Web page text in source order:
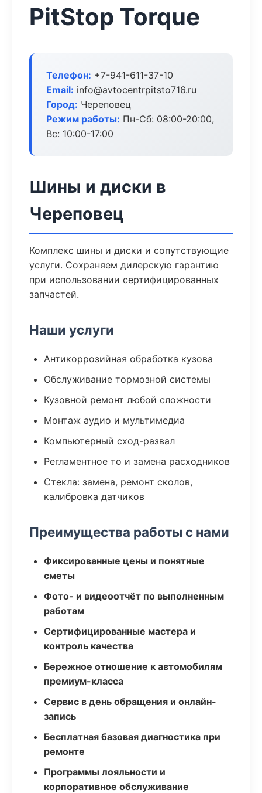
PitStop Torque
Телефон: +7-941-611-37-10
Email: info@avtocentrpitsto716.ru
Город: Череповец
Режим работы: Пн-Сб: 08:00-20:00,
Вс: 10:00-17:00
Шины и диски в
Череповец
Комплекс шины и диски и сопутствующие
услуги. Сохраняем дилерскую гарантию
при использовании сертифицированных
запчастей.
Наши услуги
Антикоррозийная обработка кузова
Обслуживание тормозной системы
Кузовной ремонт любой сложности
Монтаж аудио и мультимедиа
Компьютерный сход-развал
Регламентное то и замена расходников
Стекла: замена, ремонт сколов,
калибровка датчиков
Преимущества работы с нами
Фиксированные цены и понятные
сметы
Фото- и видеоотчёт по выполненным
работам
Сертифицированные мастера и
контроль качества
Бережное отношение к автомобилям
премиум-класса
Сервис в день обращения и онлайн-
запись
Бесплатная базовая диагностика при
ремонте
Программы лояльности и
корпоративное обслуживание